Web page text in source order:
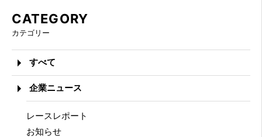
CATEGORY
カテゴリー
すべて
企業ニュース
レースレポート
お知らせ